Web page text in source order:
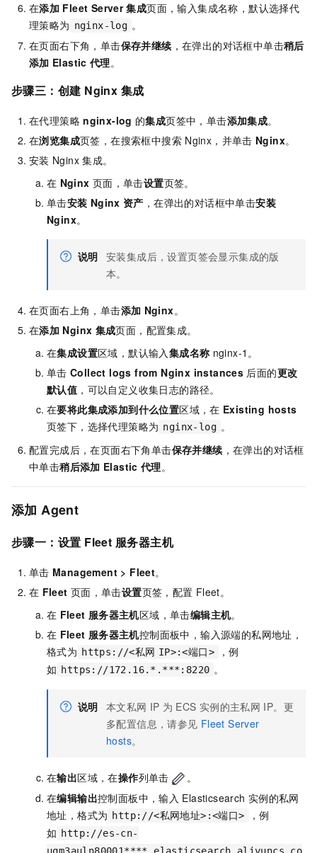
在添加 Fleet Server 集成页面，输入集成名称，默认选择代
理策略为 nginx-log 。
在页面右下角，单击保存并继续，在弹出的对话框中单击稍后
添加 Elastic 代理。
步骤三：创建 Nginx 集成
在代理策略 nginx-log 的集成页签中，单击添加集成。
在浏览集成页签，在搜索框中搜索 Nginx，并单击 Nginx。
安装 Nginx 集成。
在 Nginx 页面，单击设置页签。
单击安装 Nginx 资产 ，在弹出的对话框中单击安装
Nginx。
说明 安装集成后，设置页签会显示集成的版
本。
在页面右上角，单击添加 Nginx。
在添加 Nginx 集成页面，配置集成。
在集成设置区域，默认输入 集成名称 nginx-1。
单击 Collect logs from Nginx instances 后面的更改
默认值 ，可以自定义收集日志的路径。
在要将此集成添加到什么位置区域，在 Existing hosts
页签下，选择代理策略为 nginx-log 。
配置完成后，在页面右下角单击保存并继续，在弹出的对话框
中单击稍后添加 Elastic 代理。
添加 Agent
步骤一：设置 Fleet 服务器主机
单击 Management > Fleet。
在 Fleet 页面，单击设置页签，配置 Fleet。
在 Fleet 服务器主机区域，单击编辑主机。
在 Fleet 服务器主机控制面板中，输入源端的私网地址，
格式为 https://<私网 IP>:<端口>
，例
如 https://172.16.*.***:8220 。
说明 本文私网 IP 为 ECS 实例的主私网 IP。更
多配置信息，请参见 Fleet Server
hosts。
在输出区域，在操作列单击
。
在编辑输出控制面板中，输入 Elasticsearch 实例的私网
地址，格式为 http://<私网地址>:<端口>
，例
如 http://es-cn-